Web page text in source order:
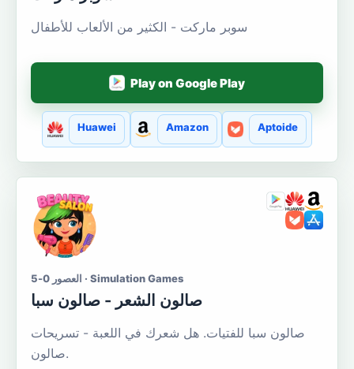
سوبر ماركت - الكثير من الألعاب للأطفال
Play on Google Play
Huawei Amazon Aptoide
العصور 0-5 · Simulation Games
صالون الشعر - صالون سبا
صالون سبا للفتيات. هل شعرك في اللعبة - تسريحات
صالون.